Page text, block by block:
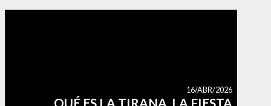
QUÉ ES LA TIRANA, LA FIESTA
16/ABR/2026